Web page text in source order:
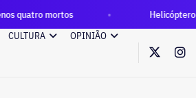
Helicóptero cai em área de
CULTURA OPINIÃO